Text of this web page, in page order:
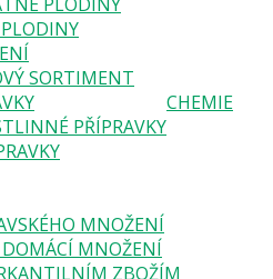
SORTIMENT
CHEMIE
PŘÍPRAVKY
MNOŽENÍ
MNOŽENÍ
ZBOŽÍM